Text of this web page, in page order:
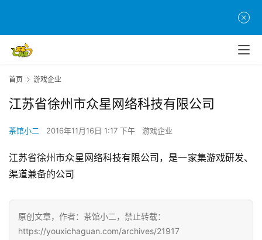
茶
创
戏
界
游
戏
首页 游戏企业
江苏省徐州市众星网络科技有限公司
茶馆小二 2016年11月16日 1:17 下午 游戏企业
江苏省徐州市众星网络科技有限公司，是一家集游戏研发、
渠道兼备的公司
原创文章，作者：茶馆小二，禁止转载：
https://youxichaguan.com/archives/21917